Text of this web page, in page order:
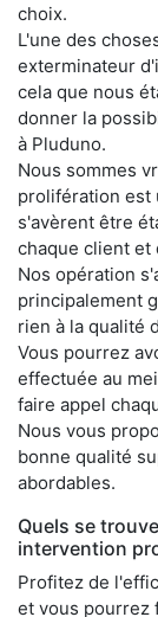
choix.
L'une des
exterminateur
cela que nous
donner la
à Pluduno.
Nous sommes
prolifération est
s'avèrent être
chaque client et
Nos opération
principalement
rien à la qualité
Vous pourrez
effectuée au
faire appel
Nous vous
bonne qualité
abordables.
Quels se
intervention
Profitez de
et vous pourrez